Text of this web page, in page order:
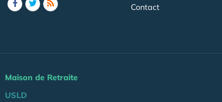
Contact
Maison de Retraite
USLD